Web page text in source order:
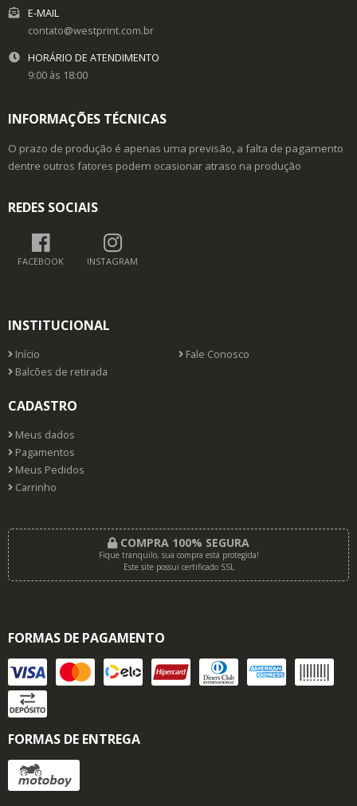
E-MAIL
contato@westprint.com.br
HORÁRIO DE ATENDIMENTO
9:00 às 18:00
INFORMAÇÕES TÉCNICAS
O prazo de produção é apenas uma previsão, a falta de pagamento
dentre outros fatores podem ocasionar atraso na produção
REDES SOCIAIS
FACEBOOK INSTAGRAM
INSTITUCIONAL
Início
Fale Conosco
Balcões de retirada
CADASTRO
Meus dados
Pagamentos
Meus Pedidos
Carrinho
COMPRA 100% SEGURA
Fique tranquilo, sua compra está protegida!
Este site possui certificado SSL
FORMAS DE PAGAMENTO
FORMAS DE ENTREGA